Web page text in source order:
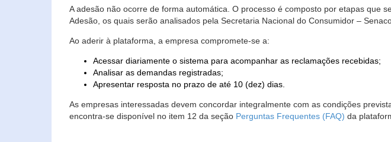
A adesão não ocorre de forma automática. O processo é composto por etapas que
Adesão, os quais serão analisados pela Secretaria Nacional do Consumidor –
Ao aderir à plataforma, a empresa compromete-se a:
Acessar diariamente o sistema para acompanhar as reclamações recebidas;
Analisar as demandas registradas;
Apresentar resposta no prazo de até 10 (dez) dias.
As empresas interessadas devem concordar integralmente com as condições
encontra-se disponível no item 12 da seção Perguntas Frequentes (FAQ) da